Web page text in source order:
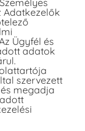
Ügyfél és
adatok
szervezett
megadja